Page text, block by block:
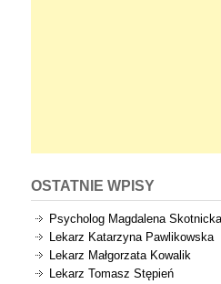
OSTATNIE WPISY
Psycholog Magdalena
Lekarz Katarzyna Pawlikowska
Lekarz Małgorzata Kowalik
Lekarz Tomasz Stępień